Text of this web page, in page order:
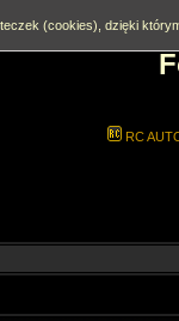
RC
(cookies), dzięki